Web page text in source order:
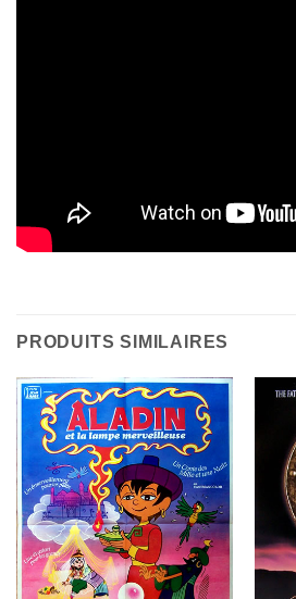
PRODUITS SIMILAIRES